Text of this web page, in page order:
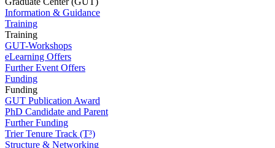
Information & Guidance
Training
Training
GUT-Workshops
eLearning Offers
Further Event Offers
Funding
Funding
GUT Publication Award
PhD Candidate and Parent
Further Funding
Trier Tenure Track (T³)
Structure & Networking